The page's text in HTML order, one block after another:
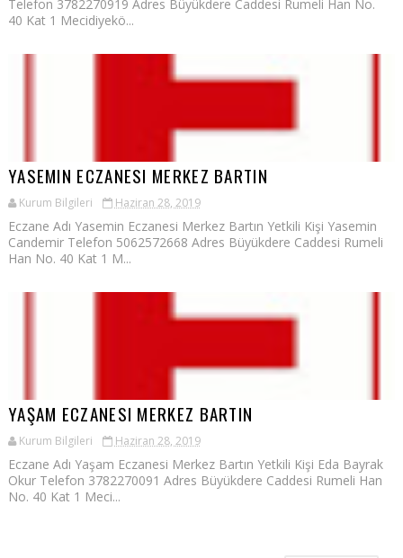
Telefon 3782270919 Adres Büyükdere Caddesi Rumeli Han No.
40 Kat 1 Mecidiyekö...
YASEMIN ECZANESI MERKEZ BARTIN
Kurum Bilgileri Haziran 28, 2019
Eczane Adı Yasemin Eczanesi Merkez Bartın Yetkili Kişi Yasemin
Candemir Telefon 5062572668 Adres Büyükdere Caddesi Rumeli
Han No. 40 Kat 1 M...
YAŞAM ECZANESI MERKEZ BARTIN
Kurum Bilgileri Haziran 28, 2019
Eczane Adı Yaşam Eczanesi Merkez Bartın Yetkili Kişi Eda Bayrak
Okur Telefon 3782270091 Adres Büyükdere Caddesi Rumeli Han
No. 40 Kat 1 Meci...